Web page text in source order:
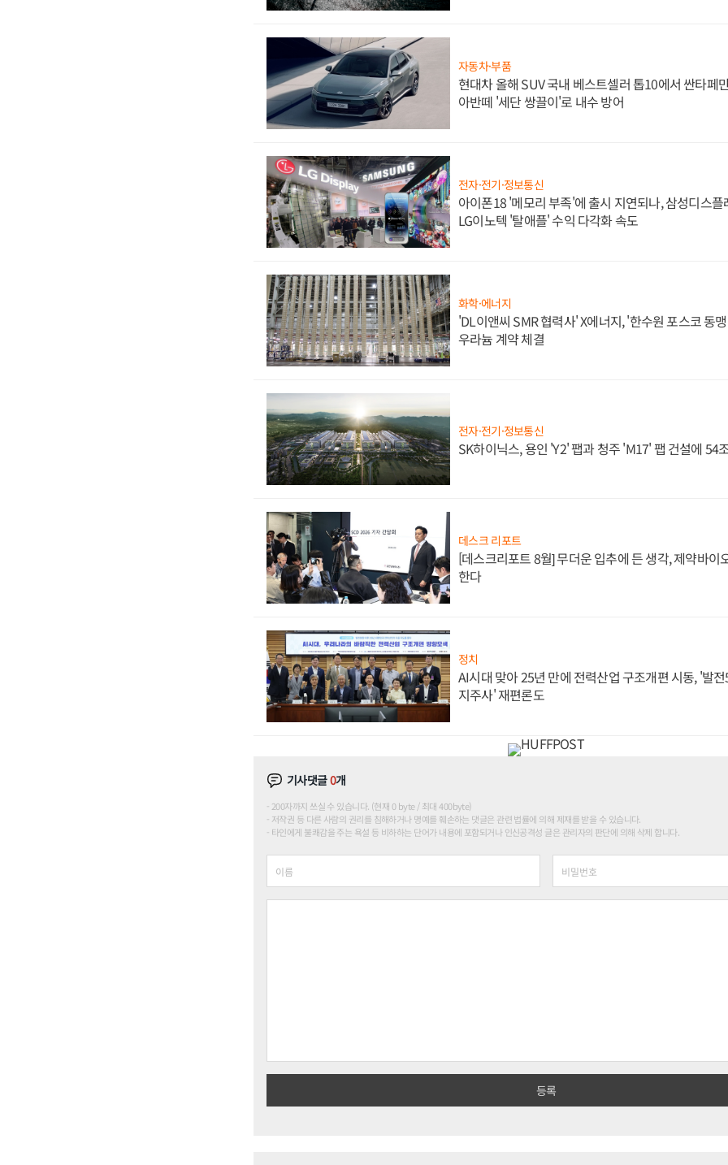
자동차·부품
현대차 올해 SUV 국내 베스트셀러 톱10에서 싼타페
아반떼 '세단 쌍끌이'로 내수 방어
전자·전기·정보통신
아이폰18 '메모리 부족'에 출시 지연되나, 삼성디스플
LG이노텍 '탈애플' 수익 다각화 속도
화학·에너지
'DL이앤씨 SMR 협력사' X에너지, '한수원 포스코 동
우라늄 계약 체결
전자·전기·정보통신
SK하이닉스, 용인 'Y2' 팹과 청주 'M17' 팹 건설에 54
데스크 리포트
[데스크리포트 8월] 무더운 입추에 든 생각, 제약바이
한다
정치
AI시대 맞아 25년 만에 전력산업 구조개편 시동, '발
지주사' 재편론도
기사댓글0개
200자까지 쓰실 수 있습니다. (현재 0 byte / 최대 400byte)
저작권 등 다른 사람의 권리를 침해하거나 명예를 훼손하는 댓글은 관련 법률에 의해 제재를 받을 수 있습니다.
타인에게 불쾌감을 주는 욕설 등 비하하는 단어가 내용에 포함되거나 인신공격성 글은 관리자의 판단에 의해 삭제 합니다.